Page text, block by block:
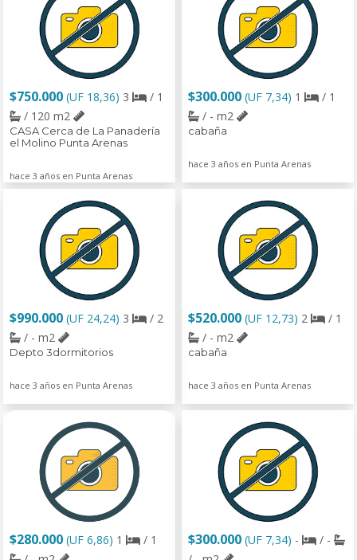
$750.000 (UF 18,36) 3
/ 1
/ 120 m2
CASA Cerca de La Panadería
el Molino Punta Arenas
hace 3 años en Punta Arenas
$300.000 (UF 7,34) 1
/ 1
/ - m2
cabaña
hace 3 años en Punta Arenas
$990.000 (UF 24,24) 3
/ 2
/ - m2
Depto 3dormitorios
hace 3 años en Punta Arenas
$520.000 (UF 12,73) 2
/ 1
/ - m2
cabaña
hace 3 años en Punta Arenas
$280.000 (UF 6,86) 1
/ 1
$300.000 (UF 7,34) -
/ -